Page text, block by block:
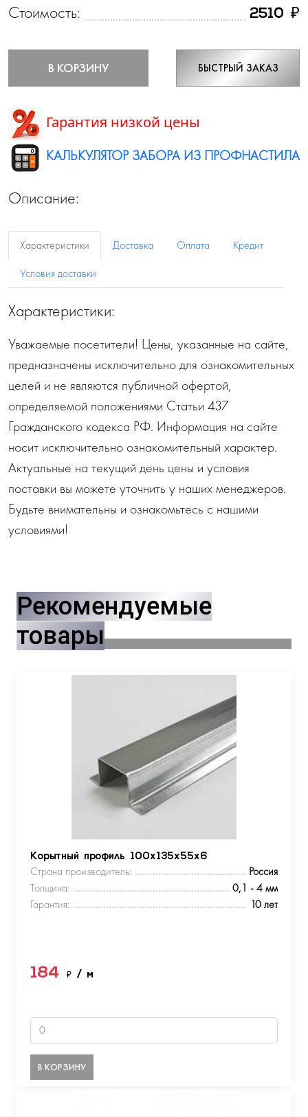
Стоимость: 2510 ₽
В КОРЗИНУ БЫСТРЫЙ ЗАКАЗ
Гарантия низкой цены
КАЛЬКУЛЯТОР ЗАБОРА ИЗ ПРОФНАСТИЛА
Описание:
Характеристики Доставка Оплата
Кредит
Условия доставки
Характеристики:
Уважаемые посетители! Цены, указанные на сайте,
предназначены исключительно для ознакомительных
целей и не являются публичной офертой,
определяемой положениями Статьи 437
Гражданского кодекса РФ. Информация на сайте
носит исключительно ознакомительный характер.
Актуальные на текущий день цены и условия
поставки вы можете уточнить у наших менеджеров.
Будьте внимательны и ознакомьтесь с нашими
условиями!
Рекомендуемые
товары
Корытный профиль 100х135х55х6
Страна производитель:
Россия
Толщина:
0,1 - 4 мм
Гарантия:
10 лет
184 ₽ / м
В КОРЗИНУ